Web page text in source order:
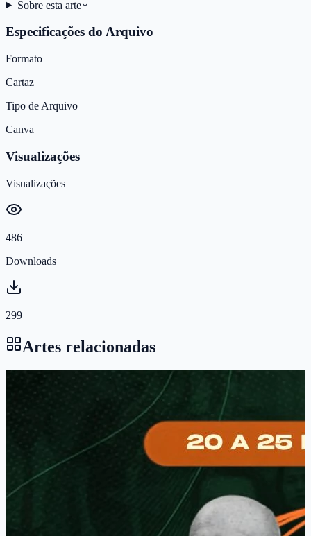
Sobre esta arte
Especificações do Arquivo
Formato
Cartaz
Tipo de Arquivo
Canva
Visualizações
Visualizações
486
Downloads
299
Artes relacionadas